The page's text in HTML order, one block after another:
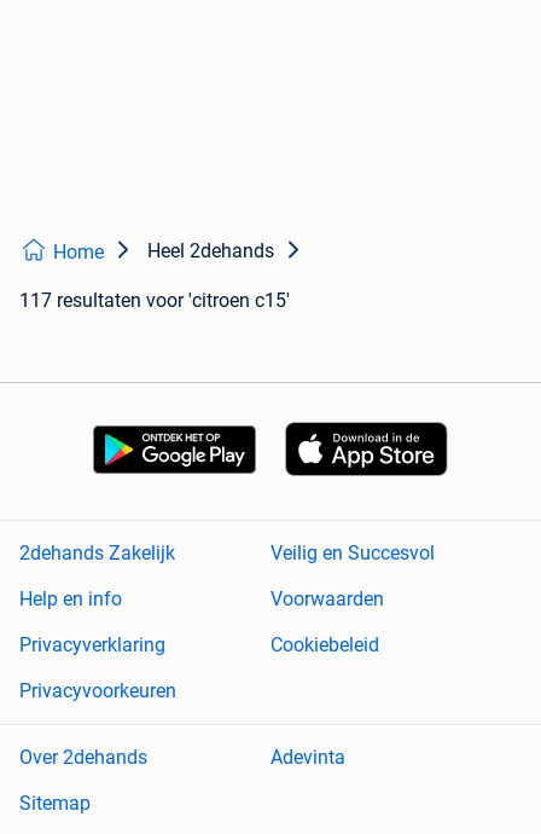
Home Heel 2dehands
117 resultaten voor 'citroen c15'
2dehands Zakelijk
Veilig en Succesvol
Help en info
Voorwaarden
Privacyverklaring
Cookiebeleid
Privacyvoorkeuren
Over 2dehands
Adevinta
Sitemap